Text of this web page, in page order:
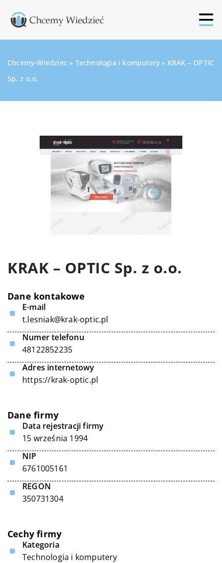
Chcemy-Wiedziec » Technologia i komputery » KRAK – OPTIC
Sp. z o.o.
KRAK – OPTIC Sp. z o.o.
Dane kontakowe
E-mail
t.lesniak@krak-optic.pl
Numer telefonu
48122852235
Adres internetowy
https://krak-optic.pl
Dane firmy
Data rejestracji firmy
15 września 1994
NIP
6761005161
REGON
350731304
Cechy firmy
Kategoria
Technologia i komputery